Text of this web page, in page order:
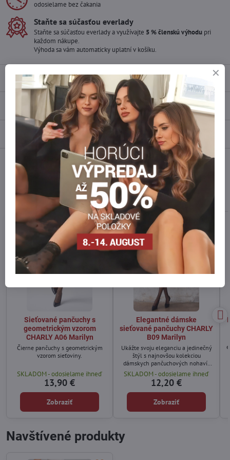
odosielame bez čakania
Staňte sa súčasťou everlady
Staňte sa súčasťou everlady a využívajte 5 % členskú výhodu pri
každom nákupe.
Výhoda sa vám automaticky uplatní v košíku.
Popis
0
0
TwitterBlueskyPinterestReddit LinkedInWhatsApp
Podobné produkty
Sieťované pančuchy s
geometrickým vzorom
CHARLY A06 Marilyn
Čierne pančuchy s geometrickým
vzorom sieťoviny.
SKLADOM - odosielame ihneď
13,90 €
Zobraziť
Elegantné dámske
sieťované pančuchy CHARLY
B09 Marilyn
Ukážte svoju eleganciu a jedinečný
štýl s najnovšou kolekciou
dámskych pančuchových nohavíc
Charly B09.
SKLADOM - odosielame ihneď
12,20 €
Zobraziť
Navštívené produkty